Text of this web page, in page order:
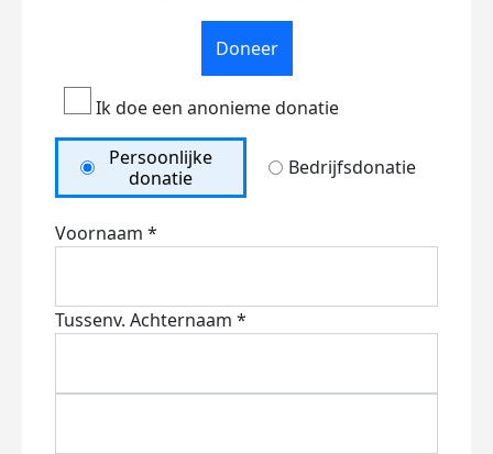
Doneer
Ik doe een anonieme donatie
Persoonlijke
donatie
Bedrijfsdonatie
Voornaam *
Tussenv. Achternaam *